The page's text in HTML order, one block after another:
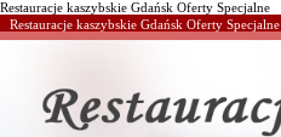
Restauracje kaszybskie Gdańsk Oferty Specjalne
Restauracje kaszybskie Gdańsk Oferty Specjalne